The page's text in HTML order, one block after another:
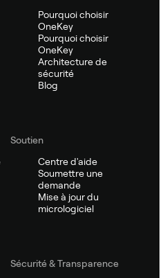
Pourquoi choisir
OneKey
Pourquoi choisir
OneKey
Architecture de
sécurité
Blog
Soutien
Centre d'aide
Soumettre une
demande
Mise à jour du
micrologiciel
Sécurité & Transparence